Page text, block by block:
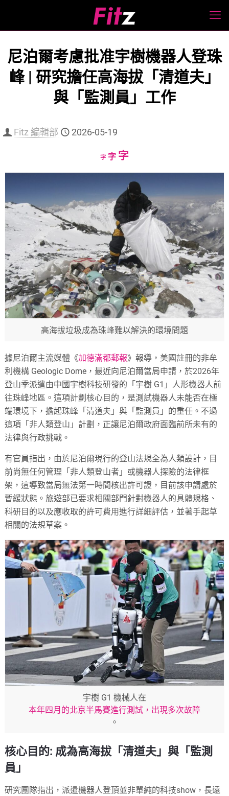
尼泊爾考慮批准宇樹機器人登珠
峰 | 研究擔任高海拔「清道夫」
與「監測員」工作
Fitz 編輯部 2026-05-19
字Decrease
字Reset
size.
字Increase
size.
高海拔垃圾成為珠峰難以解決的環境問題
據尼泊爾主流媒體《加德滿都郵報》報導，美國註冊的非牟
利機構 Geologic Dome，最近向尼泊爾當局申請，於2026年
登山季派遣由中國宇樹科技研發的「宇樹 G1」人形機器人前
往珠峰地區。這項計劃核心目的，是測試機器人未能否在極
端環境下，擔起珠峰「清道夫」與「監測員」的重任。不過
這項「非人類登山」計劃，正讓尼泊爾政府面臨前所未有的
法律與行政挑戰。
有官員指出，由於尼泊爾現行的登山法規全為人類設計，目
前尚無任何管理「非人類登山者」或機器人探險的法律框
架，這導致當局無法第一時間核出許可證，目前該申請處於
暫緩狀態。旅遊部已要求相關部門針對機器人的具體規格、
科研目的以及應收取的許可費用進行詳細評估，並著手起草
相關的法規草案。
宇樹 G1 機械人在
本年四月的北京半馬賽進行測試，出現多次故障
。
核心目的: 成為高海拔「清道夫」與「監測
員」
研究團隊指出，派遣機器人登頂並非單純的科技show，長遠